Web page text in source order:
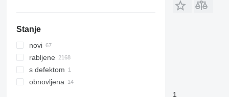
Stanje
novi
rabljene
s defektom
obnovljena
1